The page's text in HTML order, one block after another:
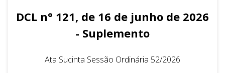
DCL n° 121, de 16 de junho de 2026
- Suplemento
Ata Sucinta Sessão Ordinária 52/2026